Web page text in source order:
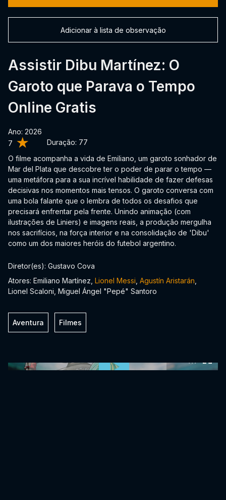
7 Duração: 77
Assistir Dibu Martínez: O
Garoto que Parava o Tempo
Online Gratis
Ano: 2026
O filme acompanha a vida de Emiliano, um garoto sonhador de
Mar del Plata que descobre ter o poder de parar o tempo —
uma metáfora para a sua incrível habilidade de fazer defesas
decisivas nos momentos mais tensos. O garoto conversa com
uma bola falante que o lembra de todos os desafios que
precisará enfrentar pela frente. Unindo animação (com
ilustrações de Liniers) e imagens reais, a produção mergulha
nos sacrifícios, na força interior e na consolidação de 'Dibu'
como um dos maiores heróis do futebol argentino.
Adicionar à lista de observação
Diretor(es): Gustavo Cova
Atores: Emiliano Martínez, Lionel Messi Agustín Aristarán
Lionel Scaloni, Miguel Ángel "Pepé" Santoro
Aventura Filmes